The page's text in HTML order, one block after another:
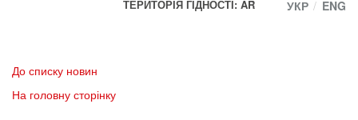
ТЕРИТОРІЯ ГІДНОСТІ: AR
УКР ENG
До списку новин
На головну сторінку